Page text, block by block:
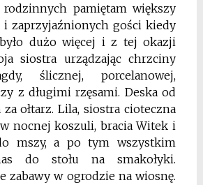
rodzinnych pamiętam większy
zaprzyjaźnionych gości kiedy
dużo więcej i z tej okazji
siostra urządzając chrzciny
ślicznej, porcelanowej,
z długimi rzęsami. Deska od
za ołtarz. Lila, siostra cioteczna
nocnej koszuli, bracia Witek i
mszy, a po tym wszystkim
do stołu na smakołyki.
zabawy w ogrodzie na wiosnę.